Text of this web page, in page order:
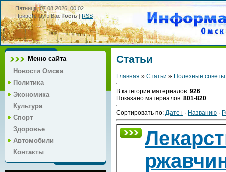
Пятница, 07.08.2026, 00:02
Приветствую Вас Гость|RSS
Меню сайта
Новости Омска
Политика
Экономика
Культура
Спорт
Здоровье
Автомобили
Контакты
Статьи
Главная » Статьи » Полезные
В категории материалов: 926
Показано материалов: 801-820
Сортировать по: Дате · Названию ·